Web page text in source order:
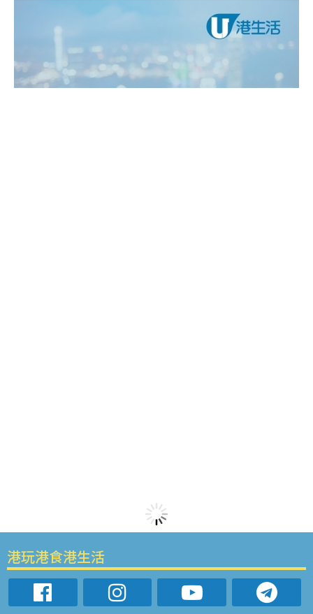
港玩港食港生活